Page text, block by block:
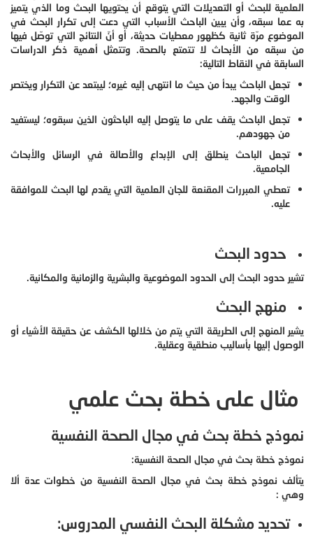
العلمية للبحث أو التعديلات التي يتوقع أن يحتويها البحث وما الذي يتميز
به عما سبقه، وأن يبين الباحث الأسباب التي دعت إلى تكرار البحث في
الموضوع مرّة ثانية كظهور معطيات حديثة، أو أنّ النتائج التي توصّل فيها
من سبقه من الأبحاث لا تتمتع بالصحة. وتتمثل أهمية ذكر الدراسات
السابقة في النقاط التالية:
تجعل الباحث يبدأ من حيث ما انتهى إليه غيره؛ ليبتعد عن التكرار ويختصر
الوقت والجهد.
تجعل الباحث يقف على ما يتوصل إليه الباحثون الذين سبقوه؛ ليستفيد
من جهودهم.
تجعل الباحث ينطلق إلى الإبداع والأصالة في الرسائل والأبحاث
الجامعية.
تعطي المبررات المقنعة للجان العلمية التي يقدم لها البحث للموافقة
عليه.
حدود البحث
تشير حدود البحث إلى الحدود الموضوعية والبشرية والزمانية والمكانية.
منهج البحث
يشير المنهج إلى الطريقة التي يتم من خلالها الكشف عن حقيقة الأشياء أو
الوصول إليها بأساليب منطقية وعقلية.
مثال على خطة بحث علمي
نموذج خطة بحث في مجال الصحة النفسية
نموذج خطة بحث في مجال الصحة النفسية:
يتألف نموذج خطة بحث في مجال الصحة النفسية من خطوات عدة ألا
وهي :
تحديد مشكلة البحث النفسي المدروس: